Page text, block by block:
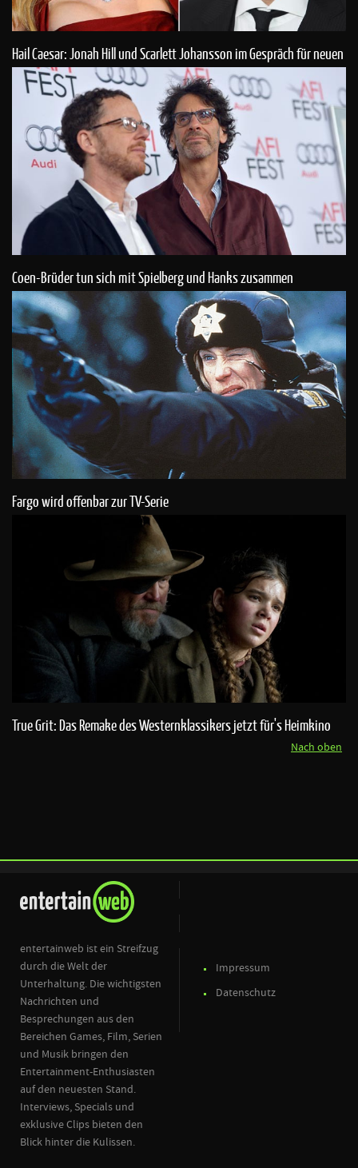
Hail Caesar: Jonah Hill und Scarlett Johansson im Gespräch für neuen
Coen-Film
Coen-Brüder tun sich mit Spielberg und Hanks zusammen
Fargo wird offenbar zur TV-Serie
True Grit: Das Remake des Westernklassikers jetzt für's Heimkino
Nach oben
entertainweb ist ein Streifzug
durch die Welt der
Unterhaltung. Die wichtigsten
Nachrichten und
Besprechungen aus den
Bereichen Games, Film, Serien
und Musik bringen den
Entertainment-Enthusiasten
auf den neuesten Stand.
Interviews, Specials und
exklusive Clips bieten den
Blick hinter die Kulissen.
Impressum
Datenschutz